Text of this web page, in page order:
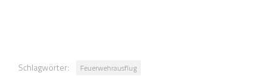
Schlagwörter: Feuerwehrausflug